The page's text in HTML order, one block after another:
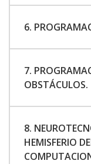
6.
7.
OBSTÁCULOS.
8.
HEMISFERIO